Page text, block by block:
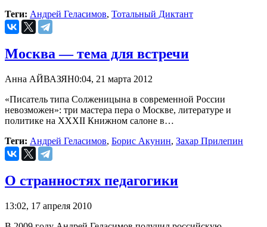
Теги: Андрей Геласимов, Тотальный Диктант
Москва — тема для встречи
Анна АЙВАЗЯН0:04, 21 марта 2012
«Писатель типа Солженицына в современной России
невозможен»: три мастера пера о Москве, литературе и
политике на XXXII Книжном салоне в…
Теги: Андрей Геласимов, Борис Акунин, Захар Прилепин
О странностях педагогики
13:02, 17 апреля 2010